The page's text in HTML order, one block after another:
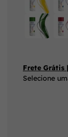
Frete Grátis
Selecione